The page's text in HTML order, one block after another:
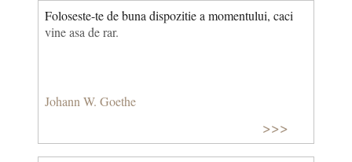
Foloseste-te de buna dispozitie a momentului, caci
vine asa de rar.
Johann W. Goethe
>>>